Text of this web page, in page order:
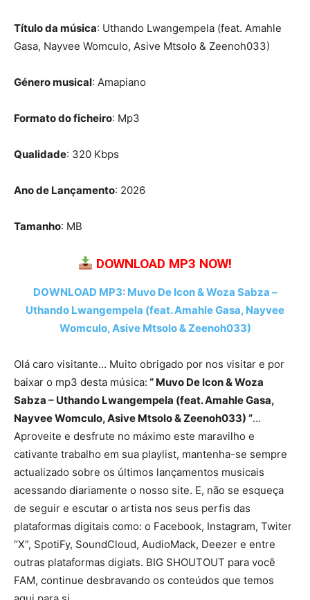
Título da música: Uthando Lwangempela (feat. Amahle
Gasa, Nayvee Womculo, Asive Mtsolo & Zeenoh033)
Género musical: Amapiano
Formato do ficheiro: Mp3
Qualidade: 320 Kbps
Ano de Lançamento: 2026
Tamanho: MB
DOWNLOAD MP3 NOW!
DOWNLOAD MP3: Muvo De Icon & Woza Sabza –
Uthando Lwangempela (feat. Amahle Gasa, Nayvee
Womculo, Asive Mtsolo & Zeenoh033)
Olá caro visitante… Muito obrigado por nos visitar e por
baixar o mp3 desta música: “ Muvo De Icon & Woza
Sabza – Uthando Lwangempela (feat. Amahle Gasa,
Nayvee Womculo, Asive Mtsolo & Zeenoh033) ”…
Aproveite e desfrute no máximo este maravilho e
cativante trabalho em sua playlist, mantenha-se sempre
actualizado sobre os últimos lançamentos musicais
acessando diariamente o nosso site. E, não se esqueça
de seguir e escutar o artista nos seus perfis das
plataformas digitais como: o Facebook, Instagram, Twiter
“X”, SpotiFy, SoundCloud, AudioMack, Deezer e entre
outras plataformas digiats. BIG SHOUTOUT para você
FAM, continue desbravando os conteúdos que temos